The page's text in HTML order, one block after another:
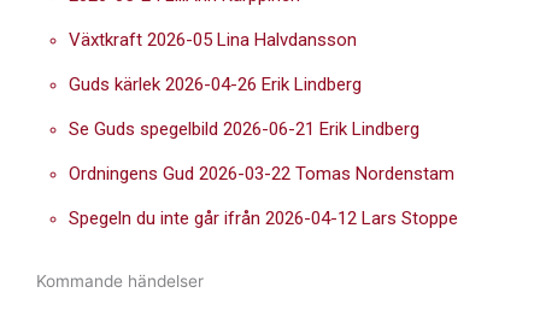
Växtkraft 2026-05 Lina Halvdansson
Guds kärlek 2026-04-26 Erik Lindberg
Se Guds spegelbild 2026-06-21 Erik Lindberg
Ordningens Gud 2026-03-22 Tomas Nordenstam
Spegeln du inte går ifrån 2026-04-12 Lars Stoppe
Kommande händelser